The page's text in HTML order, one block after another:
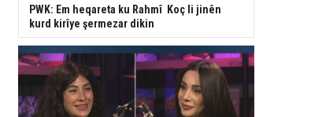
PWK: Em heqareta ku Rahmî Koç li jinên
kurd kirîye şermezar dikin